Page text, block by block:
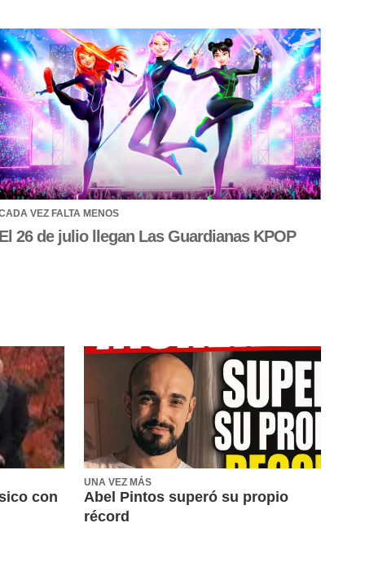
VEZ FALTA MENOS
26 de julio llegan Las Guardianas KPOP
con
UNA VEZ MÁS
Abel Pintos superó su propio
récord